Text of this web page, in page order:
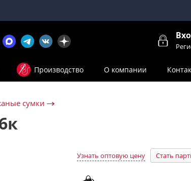
Производство О компании
сумки
Узнать оптовую цену Стать